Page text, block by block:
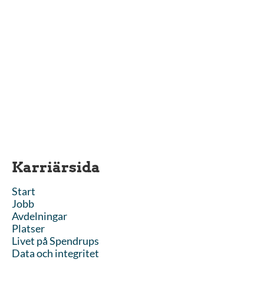
Karriärsida
Start
Jobb
Avdelningar
Platser
Livet på Spendrups
Data och integritet